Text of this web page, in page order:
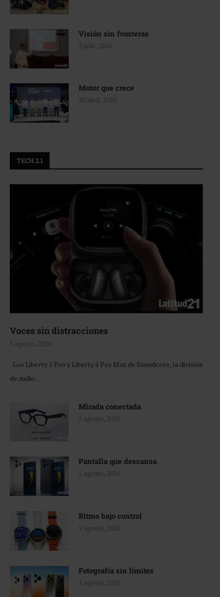
Visión sin fronteras
3 julio, 2026
Motor que crece
30 abril, 2026
TECH 2.1
Voces sin distracciones
5 agosto, 2026
Los Liberty 5 Pro y Liberty 5 Pro Max de Soundcore, la división
de audio …
Mirada conectada
5 agosto, 2026
Pantalla que descansa
5 agosto, 2026
Ritmo bajo control
5 agosto, 2026
Fotografía sin límites
5 agosto, 2026